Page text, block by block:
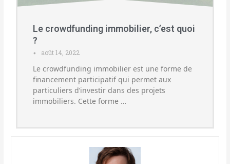
Le crowdfunding immobilier, c’est quoi
?
• août 14, 2022
Le crowdfunding immobilier est une forme de
financement participatif qui permet aux
particuliers d’investir dans des projets
immobiliers. Cette forme …